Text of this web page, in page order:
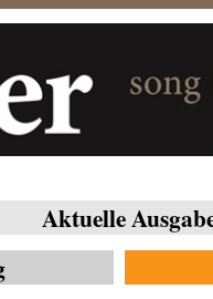
Aktuelle